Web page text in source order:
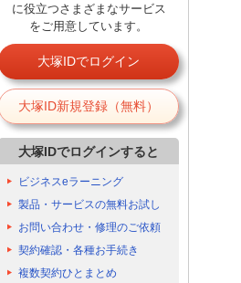
に役立つさまざまなサービス
をご用意しています。
大塚IDでログイン
大塚ID新規登録（無料）
大塚IDでログインすると
ビジネスeラーニング
製品・サービスの無料お試し
お問い合わせ・修理のご依頼
契約確認・各種お手続き
複数契約ひとまとめ